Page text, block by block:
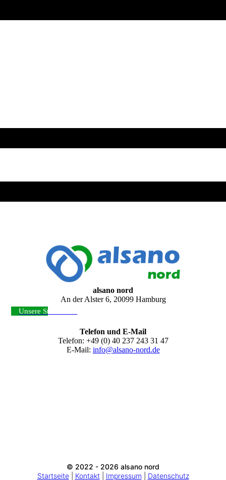
alsano nord
An der Alster 6, 20099 Hamburg
Unsere Standorte ›
Telefon und E-Mail
Telefon: +49 (0) 40 237 243 31 47
E-Mail: info@alsano-nord.de
© 2022 - 2026 alsano nord
Startseite| Kontakt| Impressum Datenschutz